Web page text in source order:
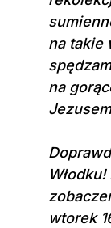
na takie
na
wtorek